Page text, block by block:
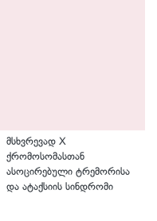
მსხვრევად X
ქრომოსომასთან
ასოცირებული ტრემორისა
და ატაქსიის სინდრომი